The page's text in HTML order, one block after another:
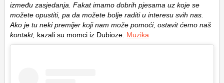
između zasjedanja. Fakat imamo dobrih pjesama uz koje se
možete opustiti, pa da možete bolje raditi u interesu svih nas.
Ako je tu neki premijer koji nam može pomoći, ostavit ćemo naš
kontakt, kazali su momci iz Dubioze. Muzika